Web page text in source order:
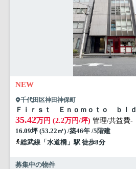
NEW
千代田区神田神保町
Ｆｉｒｓｔ Ｅｎｏｍｏｔｏ ｂｌｄ
35.42万円 (2.2万円/坪) 管理/共益費-
16.09坪 (53.22㎡) /築46年 /5階建
総武線「水道橋」駅 徒歩8分
募集中の物件